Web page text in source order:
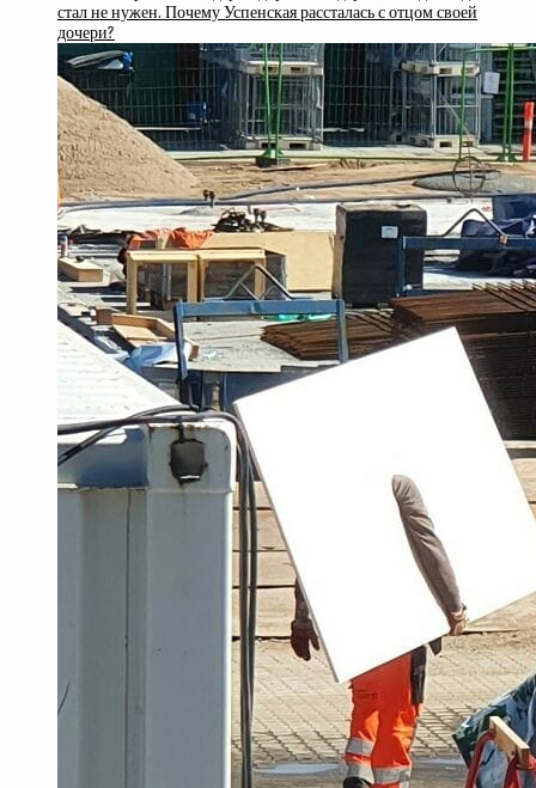
стал не нужен. Почему Успенская рассталась с отцом своей
дочери?